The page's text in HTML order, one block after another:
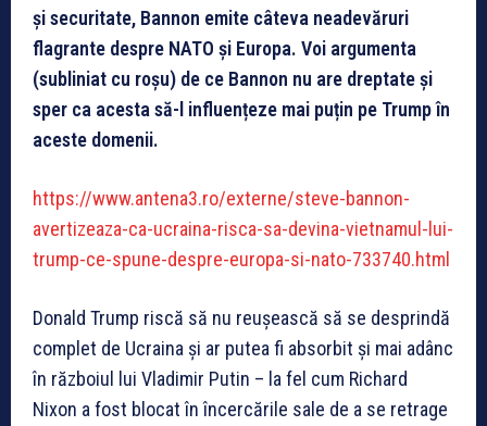
și securitate, Bannon emite câteva neadevăruri
flagrante despre NATO și Europa. Voi argumenta
(subliniat cu roșu) de ce Bannon nu are dreptate și
sper ca acesta să-l influențeze mai puțin pe Trump în
aceste domenii.
https://www.antena3.ro/externe/steve-bannon-
avertizeaza-ca-ucraina-risca-sa-devina-vietnamul-lui-
trump-ce-spune-despre-europa-si-nato-733740.html
Donald Trump riscă să nu reușească să se desprindă
complet de Ucraina și ar putea fi absorbit și mai adânc
în războiul lui Vladimir Putin – la fel cum Richard
Nixon a fost blocat în încercările sale de a se retrage